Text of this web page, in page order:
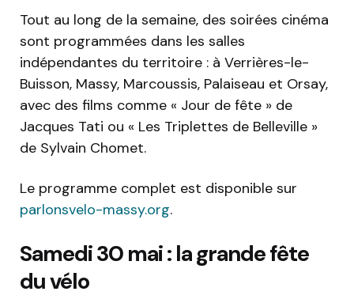
Tout au long de la semaine, des soirées cinéma
sont programmées dans les salles
indépendantes du territoire : à Verrières-le-
Buisson, Massy, Marcoussis, Palaiseau et Orsay,
avec des films comme « Jour de fête » de
Jacques Tati ou « Les Triplettes de Belleville »
de Sylvain Chomet.
Le programme complet est disponible sur
parlonsvelo-massy.org.
Samedi 30 mai : la grande fête
du vélo